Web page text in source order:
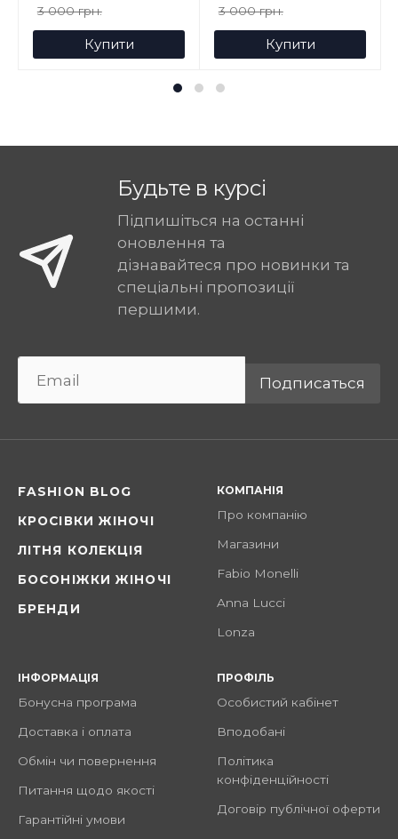
3 000 грн.
Купити
3 000 грн.
Купити
Будьте в курсі
Підпишіться на останні
оновлення та
дізнавайтеся про новинки та
спеціальні пропозиції
першими.
Подписаться
FASHION BLOG
КРОСІВКИ ЖІНОЧІ
ЛІТНЯ КОЛЕКЦІЯ
БОСОНІЖКИ ЖІНОЧІ
БРЕНДИ
КОМПАНІЯ
Про компанію
Магазини
Fabio Monelli
Anna Lucci
Lonza
ІНФОРМАЦІЯ
Бонусна програма
Доставка і оплата
Обмін чи повернення
Питання щодо якості
Гарантійні умови
ПРОФІЛЬ
Особистий кабінет
Вподобані
Політика
конфіденційності
Договір публічної оферти